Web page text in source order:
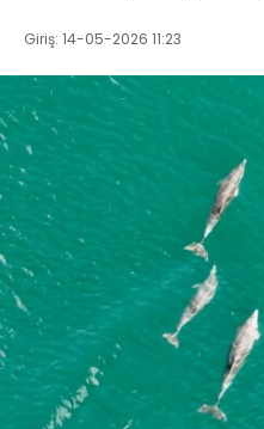
Giriş: 14-05-2026 11:23